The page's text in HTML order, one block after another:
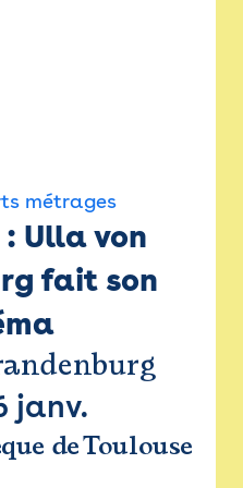
métrages
: Ulla von
fait son
janv.
de Toulouse